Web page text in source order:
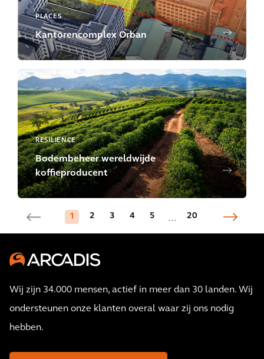
PLACES
Kantorencomplex Orban
RESILIENCE
Bodembeheer wereldwijde
koffieproducent
1 2 3 4 5 ... 20
Wij zijn 34.000 mensen, actief in meer dan 30 landen. Wij
ondersteunen onze klanten overal waar zij ons nodig
hebben.